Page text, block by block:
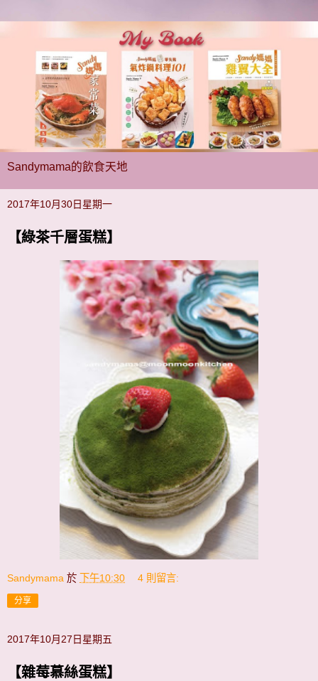
Sandymama的飲食天地
2017年10月30日星期一
【綠茶千層蛋糕】
Sandymama 於 下午10:30 4 則留言:
分享
2017年10月27日星期五
【雜莓慕絲蛋糕】